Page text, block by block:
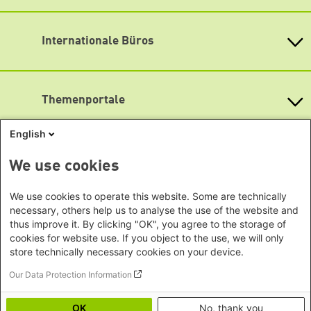
info@boell.de
Montag bis Freitag
Lageplan
Heinrich-Böll-Stiftungen in den
Baden-Württemberg
Mecklenburg-Vorpommern
Niedersachsen
Nordrhein-Westfalen
Rheinland-Pfalz
Sachsen
Sachsen-Anhalt
Internationale Büros
Büro Neu-Delhi - Indien
Büro Phnom Penh - Kambodscha
Büro Südostasien
Dialog
Büro Horn von Afrika -
Somalia/Somaliland, Sudan,
Äthiopien
Büro Nairobi - Kenia, Uganda,
Tansania
Büro Abuja - Nigeria
Themenportale
Heimatkunde
Gunda-Werner-Institut
Archiv Grünes Gedächtnis
Studienwerk
Mediatheken
Antifeminismus begegnen
Gender Mediathek
Grüne Websites
Bündnis 90 / Die Grünen
Bundestagsfraktion
European Greens
Green European Foundation
Social Links
LinkedIn
English
We use cookies
We use cookies to operate this website. Some are technically
necessary, others help us to analyse the use of the website and
thus improve it. By clicking "OK", you agree to the storage of
cookies for website use. If you object to the use, we will only
store technically necessary cookies on your device.
Our Data Protection Information
OK No, thank you